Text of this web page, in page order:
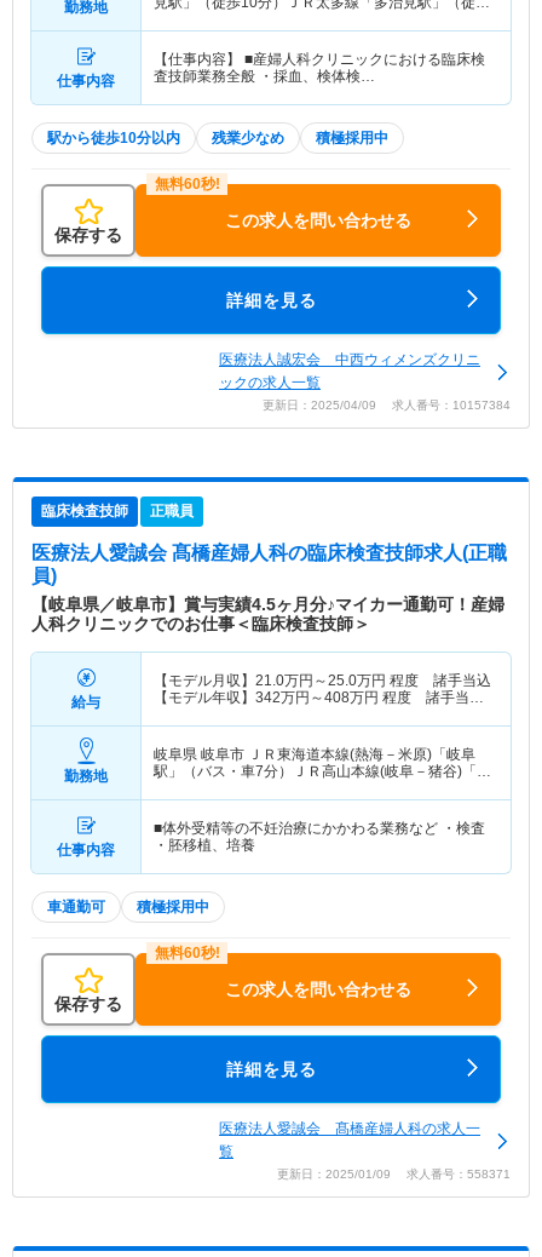
勤務地
仕事内容
【仕事内容】 ■産婦人科クリニックにおける臨床検
査技師業務全般 ・採血、検体検…
駅から徒歩10分以内 残業少なめ 積極採用中
保存する
この求人を問い合わせる
詳細を見る
医療法人誠宏会 中西ウィメンズクリニ
ックの求人一覧
更新日：2025/04/09 求人番号：10157384
臨床検査技師 正職員
医療法人愛誠会 髙橋産婦人科の臨床検査技師求人(正職
員)
【岐阜県／岐阜市】賞与実績4.5ヶ月分♪マイカー通勤可！産婦
人科クリニックでのお仕事＜臨床検査技師＞
給与
【モデル月収】 21.0万円～25.0万円 程度 諸手当込
【モデル年収】 342万円～408万円 程度 諸手当・
勤務地
岐阜県 岐阜市 ＪＲ東海道本線(熱海－米原)「岐阜
駅」（バス・車7分）ＪＲ高山本線(岐阜－猪谷)「岐
仕事内容
■体外受精等の不妊治療にかかわる業務など ・検査
・胚移植、培養
車通勤可 積極採用中
保存する
この求人を問い合わせる
詳細を見る
医療法人愛誠会 髙橋産婦人科の求人一
覧
更新日：2025/01/09 求人番号：558371